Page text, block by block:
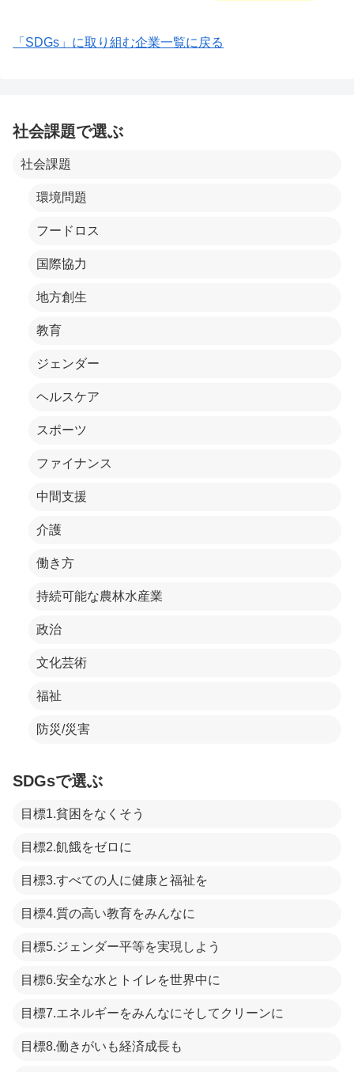
「SDGs」に取り組む企業一覧に戻る
社会課題で選ぶ
社会課題
環境問題
フードロス
国際協力
地方創生
教育
ジェンダー
ヘルスケア
スポーツ
ファイナンス
中間支援
介護
働き方
持続可能な農林水産業
政治
文化芸術
福祉
防災/災害
SDGsで選ぶ
目標1.貧困をなくそう
目標2.飢餓をゼロに
目標3.すべての人に健康と福祉を
目標4.質の高い教育をみんなに
目標5.ジェンダー平等を実現しよう
目標6.安全な水とトイレを世界中に
目標7.エネルギーをみんなにそしてクリーンに
目標8.働きがいも経済成長も